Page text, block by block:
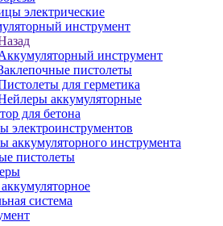
электрические
инструмент
инструмент
пистолеты
для герметика
аккумуляторные
для бетона
электроинструментов
аккумуляторного инструмента
пистолеты
система